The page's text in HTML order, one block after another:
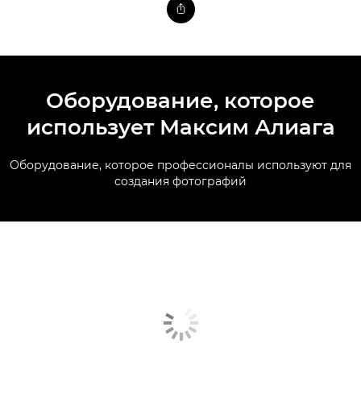
Оборудование, которое
использует Максим Алиага
Оборудование, которое профессионалы используют для
создания фотографий